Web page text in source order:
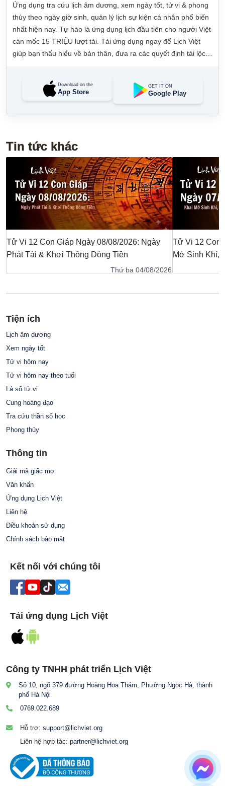
Ứng dụng tra cứu lịch âm dương, xem ngày tốt, tử vi & phong
thủy theo ngày giờ sinh, quản lý lịch sự kiện cá nhân phổ biến
nhất hiện nay. Tự hào là ứng dụng lịch đầu tiên cho người Việt
cán mốc 15 TRIỆU lượt tải. Tải ứng dụng ngay để Lịch Việt
giúp bạn thấu hiểu về bản thân, đưa ra các quyết định tài lộc,
Download on the
App Store
GET IT ON
Google Play
Tin tức khác
Tử Vi 12 Con Giáp Ngày 08/08/2026: Ngày
Phát Tài & Khơi Thông Dòng Tiền
Thứ ba 04/08/2026
Tử Vi 12 Con
Mở Sinh Khí,
Công ty TNHH phát triển Lịch Việt
Số 10, ngõ 379 đường Hoàng Hoa Thám, Phường Ngọc Hà, thành
phố Hà Nội
0769.022.689
Hỗ trợ: support@lichviet.org
Liên hệ hợp tác: partner@lichviet.org
Tiện ích
Lịch âm dương
Xem ngày tốt
Tử vi hôm nay
Tử vi hôm nay theo tuổi
Lá số tử vi
Cung hoàng đạo
Tra cứu thần số học
Phong thủy
Thông tin
Giải mã giấc mơ
Văn khấn
Ứng dụng Lịch Việt
Liên hệ
Điều khoản sử dụng
Chính sách bảo mật
Kết nối với chúng tôi
Tải ứng dụng Lịch Việt